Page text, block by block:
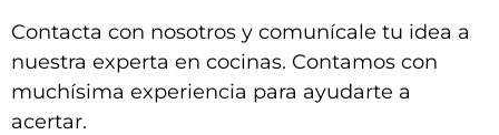
Contacta con nosotros y comunícale tu idea a
nuestra experta en cocinas. Contamos con
muchísima experiencia para ayudarte a
acertar.